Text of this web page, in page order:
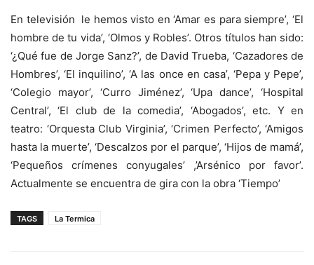
En televisión le hemos visto en ‘Amar es para siempre’, ‘El
hombre de tu vida’, ‘Olmos y Robles’. Otros títulos han sido:
‘¿Qué fue de Jorge Sanz?’, de David Trueba, ‘Cazadores de
Hombres’, ‘El inquilino’, ‘A las once en casa’, ‘Pepa y Pepe’,
‘Colegio mayor’, ‘Curro Jiménez’, ‘Upa dance’, ‘Hospital
Central’, ‘El club de la comedia’, ‘Abogados’, etc. Y en
teatro: ‘Orquesta Club Virginia’, ‘Crimen Perfecto’, ‘Amigos
hasta la muerte’, ‘Descalzos por el parque’, ‘Hijos de mamá’,
‘Pequeños crímenes conyugales’ ,’Arsénico por favor’.
Actualmente se encuentra de gira con la obra ‘Tiempo’
TAGS La Termica